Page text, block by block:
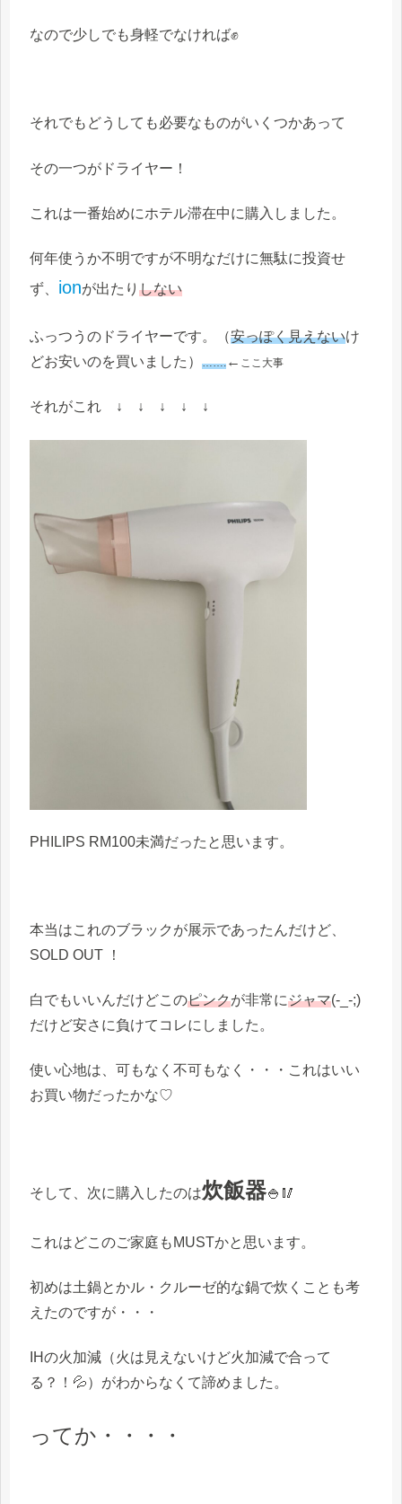
なので少しでも身軽でなければ✊
それでもどうしても必要なものがいくつかあって
その一つがドライヤー！
これは一番始めにホテル滞在中に購入しました。
何年使うか不明ですが不明なだけに無駄に投資せ
ず、 ionが出たり しない
ふっつうのドライヤーです。 （安っぽく見えないけ
どお安いのを買いました） ……. ← ここ大事
それがこれ ↓ ↓ ↓ ↓ ↓
PHILIPS RM100未満だったと思います。
本当はこれのブラックが展示であったんだけど、
SOLD OUT ！
白でもいいんだけどこのピンクが非常にジャマ(-_-;)
だけど安さに負けてコレにしました。
使い心地は、可もなく不可もなく・・・これはいい
お買い物だったかな♡
そして、次に購入したのは炊飯器🍚🥢
これはどこのご家庭もMUSTかと思います。
初めは土鍋とかル・クルーゼ的な鍋で炊くことも考
えたのですが・・・
IHの火加減（火は見えないけど火加減で合って
る？！💦）がわからなくて諦めました。
ってか・・・・